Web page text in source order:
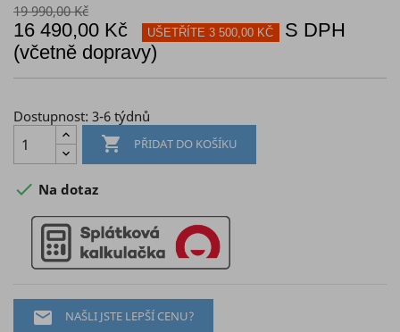
19 990,00 Kč
16 490,00 Kč UŠETŘÍTE 3 500,00 KČ
S DPH
(včetně dopravy)
Dostupnost: 3-6 týdnů
 PŘIDAT DO KOŠÍKU
 Na dotaz
 NAŠLI JSTE LEPŠÍ CENU?